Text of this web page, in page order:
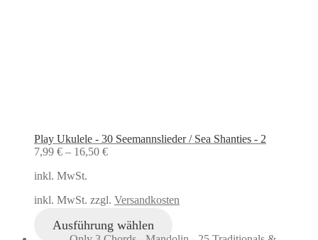
Play Ukulele - 30 Seemannslieder / Sea Shanties - 2
7,99 € – 16,50 €
inkl. MwSt.
inkl. MwSt. zzgl. Versandkosten
Ausführung wählen